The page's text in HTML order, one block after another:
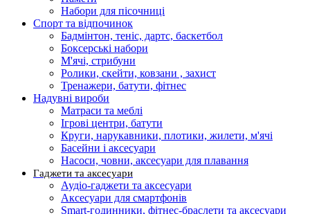
Набори для пісочниці
Спорт та відпочинок
Бадмінтон, теніс, дартс, баскетбол
Боксерські набори
М'ячі, стрибуни
Ролики, скейти, ковзани , захист
Тренажери, батути, фітнес
Надувні вироби
Матраси та меблі
Ігрові центри, батути
Круги, нарукавники, плотики, жилети, м'ячі
Басейни і аксесуари
Насоси, човни, аксесуари для плавання
Гаджети та аксесуари
Аудіо-гаджети та аксесуари
Аксесуари для смартфонів
Smart-годинники, фітнес-браслети та аксесуари